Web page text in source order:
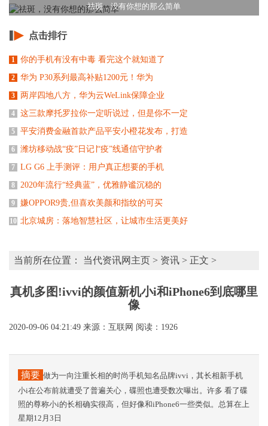
祛斑，没有你想的那么简单
点击排行
1 你的手机有没有中毒 看完这个就知道了
2 华为 P30系列最高补贴1200元！华为
3 两岸四地八方，华为云WeLink保障企业
4 这三款摩托罗拉你一定听说过，但是你不一定
5 平安消费金融首款产品平安小橙花发布，打造
6 潍坊移动战“疫”日记∣“疫”线通信守护者
7 LG G6 上手测评：用户真正想要的手机
8 2020年流行“经典蓝”，优雅静谧沉稳的
9 嫌OPPOR9贵,但喜欢美颜和指纹的可买
10 北京城房：落地智慧社区，让城市生活更美好
当前所在位置： 当代资讯网主页 > 资讯 > 正文 >
真机多图!ivvi的颜值新机小i和iPhone6到底哪里
像
2020-09-06 04:21:49 来源：互联网 阅读：1926
摘要 做为一向注重长相的时尚手机知名品牌ivvi，其长相新手机
小i在公布前就遭受了普遍关心，碟照也遭受数次曝出。许多 看了碟
照的尊称小i的长相确实很高，但好像和iPhone6一些类似。总算在上
星期12月3日